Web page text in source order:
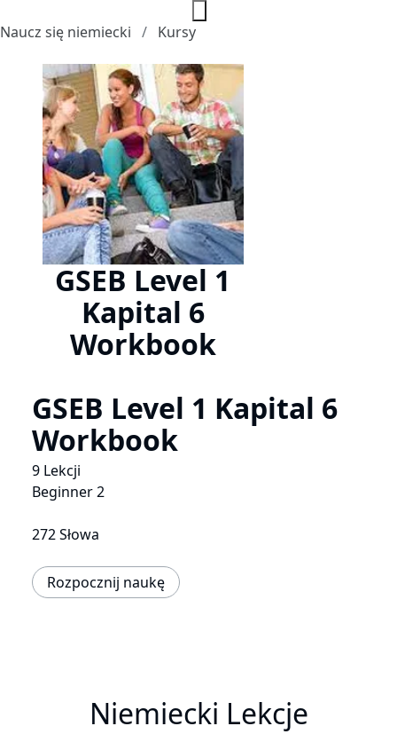
Naucz się niemiecki Kursy
GSEB Level 1
Kapital 6
Workbook
GSEB Level 1 Kapital 6
Workbook
9 Lekcji
Beginner 2
272 Słowa
Rozpocznij naukę
Niemiecki Lekcje